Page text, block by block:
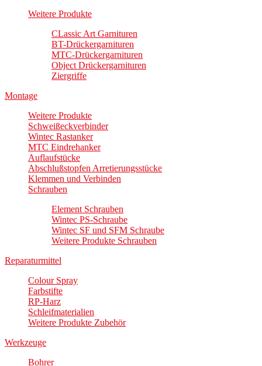
Weitere Produkte
CLassic Art Garnituren
BT-Drückergarnituren
MTC-Drückergarnituren
Object Drückergarnituren
Ziergriffe
Montage
Weitere Produkte
Schweißeckverbinder
Wintec Rastanker
MTC Eindrehanker
Auflaufstücke
Abschlußstopfen Arretierungsstücke
Klemmen und Verbinden
Schrauben
Element Schrauben
Wintec PS-Schraube
Wintec SF und SFM Schraube
Weitere Produkte Schrauben
Reparaturmittel
Colour Spray
Farbstifte
RP-Harz
Schleifmaterialien
Weitere Produkte Zubehör
Werkzeuge
Bohrer